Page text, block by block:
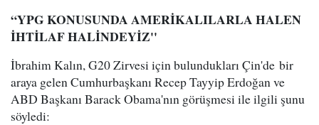
“YPG KONUSUNDA AMERİKALILARLA HALEN
İHTİLAF HALİNDEYİZ''
İbrahim Kalın, G20 Zirvesi için bulundukları Çin'de bir
araya gelen Cumhurbaşkanı Recep Tayyip Erdoğan ve
ABD Başkanı Barack Obama'nın görüşmesi ile ilgili şunu
söyledi: